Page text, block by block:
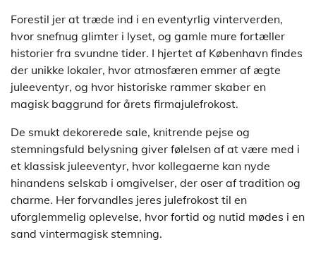
Forestil jer at træde ind i en eventyrlig vinterverden,
hvor snefnug glimter i lyset, og gamle mure fortæller
historier fra svundne tider. I hjertet af København findes
der unikke lokaler, hvor atmosfæren emmer af ægte
juleeventyr, og hvor historiske rammer skaber en
magisk baggrund for årets firmajulefrokost.
De smukt dekorerede sale, knitrende pejse og
stemningsfuld belysning giver følelsen af at være med i
et klassisk juleeventyr, hvor kollegaerne kan nyde
hinandens selskab i omgivelser, der oser af tradition og
charme. Her forvandles jeres julefrokost til en
uforglemmelig oplevelse, hvor fortid og nutid mødes i en
sand vintermagisk stemning.